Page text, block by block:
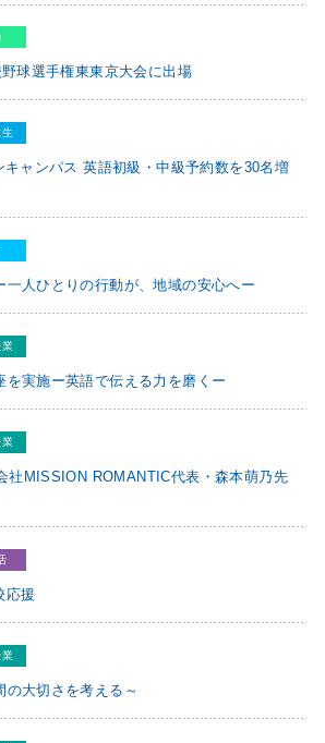
球選手権東東京大会に出場
ャンパス 英語初級・中級予約数を30名増
一人ひとりの行動が、地域の安心へー
業
を実施ー英語で伝える力を磨くー
業
MISSION ROMANTIC代表・森本萌乃先
応援
業
の大切さを考える～